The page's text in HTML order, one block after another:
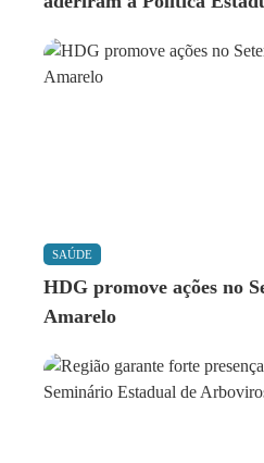
SAÚDE
HDG promove ações no
Amarelo